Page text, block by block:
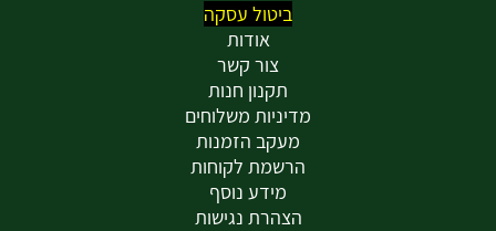
ביטול עסקה
אודות
צור קשר
תקנון חנות
מדיניות משלוחים
מעקב הזמנות
הרשמת לקוחות
מידע נוסף
הצהרת נגישות